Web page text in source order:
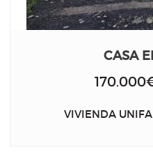
CASA
VIVIENDA